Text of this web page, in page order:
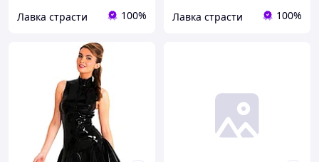
Лавка страсти 100% Лавка страсти 100%